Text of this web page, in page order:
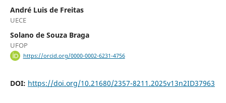
André Luis de Freitas
UECE
Solano de Souza Braga
UFOP
https://orcid.org/0000-0002-6231-4756
DOI: https://doi.org/10.21680/2357-8211.2025v13n2ID37963